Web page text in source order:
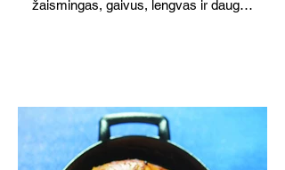
žaismingas, gaivus, lengvas ir daug